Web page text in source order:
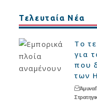
Τελευταία Νέα
Το
για
που
των
Άμυνα